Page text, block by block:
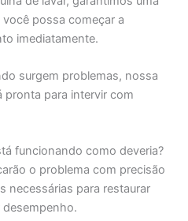
possa começar a
imediatamente.
surgem problemas, nossa
pronta para intervir com
funcionando como deveria?
o problema com precisão
necessárias para restaurar
desempenho.